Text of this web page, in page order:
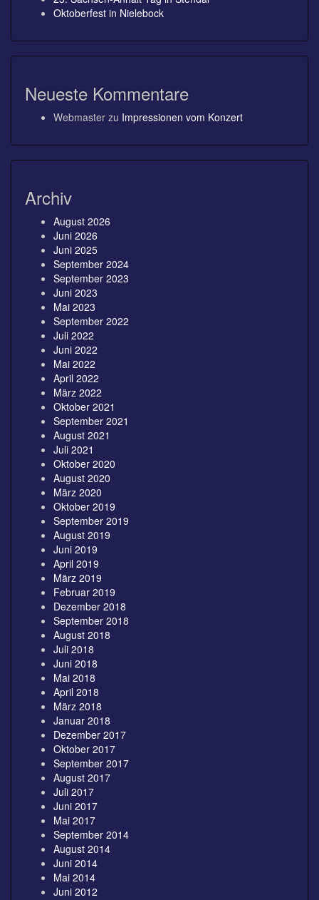
Oktoberfest in Nielebock
Neueste Kommentare
Webmaster zu Impressionen vom Konzert
Archiv
August 2026
Juni 2026
Juni 2025
September 2024
September 2023
Juni 2023
Mai 2023
September 2022
Juli 2022
Juni 2022
Mai 2022
April 2022
März 2022
Oktober 2021
September 2021
August 2021
Juli 2021
Oktober 2020
August 2020
März 2020
Oktober 2019
September 2019
August 2019
Juni 2019
April 2019
März 2019
Februar 2019
Dezember 2018
September 2018
August 2018
Juli 2018
Juni 2018
Mai 2018
April 2018
März 2018
Januar 2018
Dezember 2017
Oktober 2017
September 2017
August 2017
Juli 2017
Juni 2017
Mai 2017
September 2014
August 2014
Juni 2014
Mai 2014
Juni 2012